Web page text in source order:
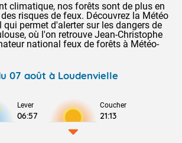
climatique, nos forêts sont de plus en
risques de feux. Découvrez la Météo
permet d'alerter sur les dangers de
où l'on retrouve Jean-Christophe
national feux de forêts à Météo-
07 août à Loudenvielle
Lever
06:57
Coucher
21:13